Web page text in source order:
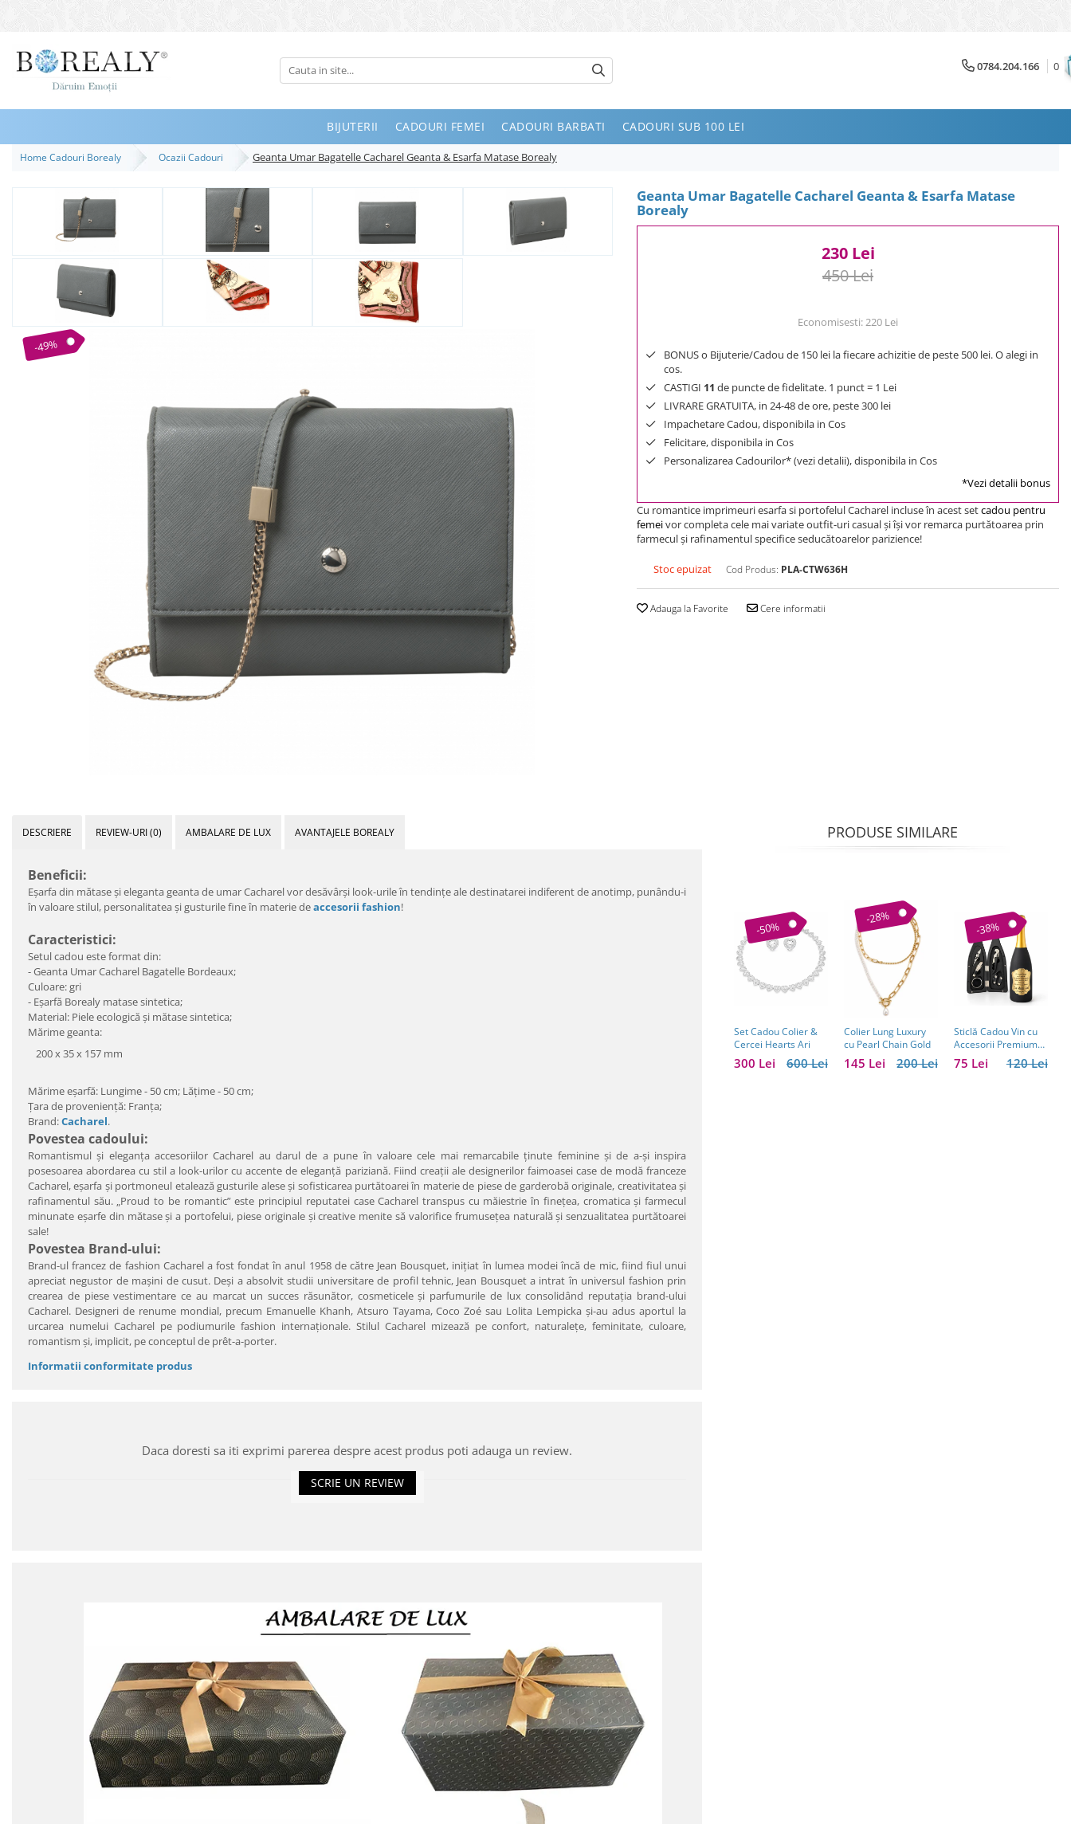
Bijuterii
Inele
Bratari
Destinatari
Bijuterii Femei
Bijuterii Copii
Bijuterii Mirese
500 Lei - 1000 Lei
0784.204.166 0
BIJUTERII CADOURI FEMEI CADOURI BARBATI CADOURI SUB 100 LEI
Home Cadouri Borealy Ocazii Cadouri Geanta Umar Bagatelle Cacharel Geanta & Esarfa Matase Borealy
Geanta Umar Bagatelle Cacharel Geanta & Esarfa Matase
Borealy
-49%
230 Lei
450 Lei
Economisesti:220 Lei
BONUS o Bijuterie/Cadou de 150 lei la fiecare achizitie de peste 500 lei. O alegi in
cos.
CASTIGI 11 de puncte de fidelitate. 1 punct = 1 Lei
LIVRARE GRATUITA, in 24-48 de ore, peste 300 lei
Impachetare Cadou, disponibila in Cos
Felicitare, disponibila in Cos
Personalizarea Cadourilor* (vezi detalii), disponibila in Cos
*Vezi detalii bonus
Cu romantice imprimeuri esarfa si portofelul Cacharel incluse în acest setcadou pentru
femeivor completa cele mai variate outfit-uri casual şi îşi vor remarca purtătoarea prin
farmecul şi rafinamentul specifice seducătoarelor parizience!
Stoc epuizat Cod Produs: PLA-CTW636H
Adauga la Favorite Cere informatii
DESCRIERE REVIEW-URI(0) AMBALARE DE LUX AVANTAJELE BOREALY
Beneficii:
Eşarfa din mătase şi eleganta geanta de umar Cacharel vor desăvârşi look-urile în tendinţe ale destinatarei indiferent de anotimp, punându-i
în valoare stilul, personalitatea şi gusturile fine în materie deaccesorii fashion!
Caracteristici:
Setul cadou este format din:
- Geanta Umar Cacharel Bagatelle Bordeaux;
Culoare: gri
- Eşarfă Borealy matase sintetica;
Material: Piele ecologică şi mătase sintetica;
Mărime geanta:
200 x 35 x 157 mm
Mărime eşarfă: Lungime - 50 cm; Lăţime - 50 cm;
Ţara de provenienţă: Franţa;
Brand:Cacharel.
Povestea cadoului:
Romantismul şi eleganţa accesoriilor Cacharel au darul de a pune în valoare cele mai remarcabile ţinute feminine şi de a-şi inspira
posesoarea abordarea cu stil a look-urilor cu accente de eleganţă pariziană. Fiind creaţii ale designerilor faimoasei case de modă franceze
Cacharel, eşarfa şi portmoneul etalează gusturile alese şi sofisticarea purtătoarei în materie de piese de garderobă originale, creativitatea şi
rafinamentul său. „Proud to be romantic” este principiul reputatei case Cacharel transpus cu măiestrie în fineţea, cromatica şi farmecul
minunate eşarfe din mătase şi a portofelui, piese originale şi creative menite să valorifice frumuseţea naturală şi senzualitatea purtătoarei
sale!
Povestea Brand-ului:
Brand-ul francez de fashion Cacharel a fost fondat în anul 1958 de către Jean Bousquet, iniţiat în lumea modei încă de mic, fiind fiul unui
apreciat negustor de maşini de cusut. Deşi a absolvit studii universitare de profil tehnic, Jean Bousquet a intrat în universul fashion prin
crearea de piese vestimentare ce au marcat un succes răsunător, cosmeticele şi parfumurile de lux consolidând reputaţia brand-ului
Cacharel. Designeri de renume mondial, precum Emanuelle Khanh, Atsuro Tayama, Coco Zoé sau Lolita Lempicka şi-au adus aportul la
urcarea numelui Cacharel pe podiumurile fashion internaţionale. Stilul Cacharel mizează pe confort, naturaleţe, feminitate, culoare,
romantism şi, implicit, pe conceptul de prêt-a-porter.
Informatii conformitate produs
Daca doresti sa iti exprimi parerea despre acest produs poti adauga un review.
SCRIE UN REVIEW
PRODUSE SIMILARE
-50%
Set Cadou Colier &
Cercei Hearts Ari
600 Lei
300 Lei
-28%
Colier Lung Luxury
cu Pearl Chain Gold
200 Lei
145 Lei
-38%
Sticlă Cadou Vin cu
Accesorii Premium
Personalizată – Set
Elegant pentru120 Lei
75 Lei